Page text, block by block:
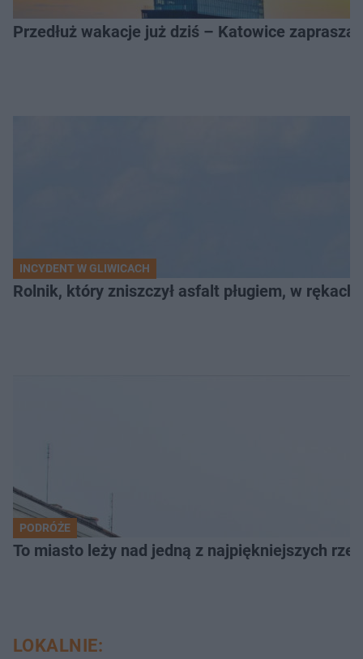
Przedłuż wakacje już dziś – Katowice
INCYDENT W GLIWICACH
Rolnik, który zniszczył asfalt pługiem, w
PODRÓŻE
To miasto leży nad jedną z najpiękniejszych
LOKALNIE: